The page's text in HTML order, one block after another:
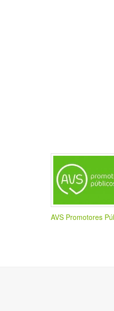
AVS Promotores